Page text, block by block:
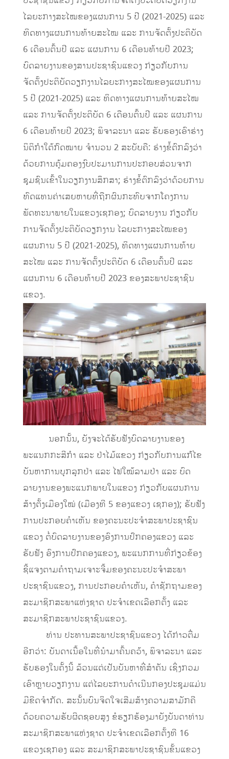
ໄລຍະກາງສະໄໝຂອງແຜນການ 5 ປີ (2021-2025) ແລະ
ທິດທາງແຜນການທ້າຍສະໄໝ ແລະ ການຈັດຕັ້ງປະຕິບັດ
6 ເດືອນຕົ້ນປີ ແລະ ແຜນການ 6 ເດືອນທ້າຍປີ 2023;
ບົດລາຍງານຂອງສານປະຊາຊົນແຂວງ ກ່ຽວກັບການ
ຈັດຕັ້ງປະຕິບັດວຽກງານໄລຍະກາງສະໄໝຂອງແຜນການ
5 ປີ (2021-2025) ແລະ ທິດທາງແຜນການທ້າຍສະໄໝ
ແລະ ການຈັດຕັ້ງປະຕິບັດ 6 ເດືອນຕົ້ນປີ ແລະ ແຜນການ
6 ເດືອນທ້າຍປີ 2023; ພິຈາລະນາ ແລະ ຮັບຮອງເອົາຮ່າງ
ນິຕິກໍາໃຕ້ກົດໝາຍ ຈໍານວນ 2 ສະບັບຄື: ຮ່າງຂໍ້ຕົກລົງວ່າ
ດ້ວຍການຄຸ້ມຄອງງົບປະມານການປະກອບສ່ວນຈາກ
ຊຸມຊົນເຂົ້າໃນວຽກງານສຶກສາ; ຮ່າງຂໍ້ຕົກລົງວ່າດ້ວຍການ
ທົດແທນຄ່າເສຍຫາຍທີ່ຖືກຜົນກະທົບຈາກໂຄງການ
ພັດທະນາພາຍໃນແຂວງເຊກອງ; ບົດລາຍງານ ກ່ຽວກັບ
ການຈັດຕັ້ງປະຕິບັດວຽກງານ ໄລຍະກາງສະໄໝຂອງ
ແຜນການ 5 ປີ (2021-2025), ທິດທາງແຜນການທ້າຍ
ສະໄໝ ແລະ ການຈັດຕັ້ງປະຕິບັດ 6 ເດືອນຕົ້ນປີ ແລະ
ແຜນການ 6 ເດືອນທ້າຍປີ 2023 ຂອງສະພາປະຊາຊົນ
ແຂວງ.
ນອກນັ້ນ, ຍັງຈະໄດ້ຮັບຟັງບົດລາຍງານຂອງ
ພະແນກກະສີກໍາ ແລະ ປ່າໄມ້ແຂວງ ກ່ຽວກັບການແກ້ໄຂ
ບັນຫາການບຸກລຸກປ່າ ແລະ ໄຟໃໝ້ລາມປ່າ ແລະ ບົດ
ລາຍງານຂອງພະແນກພາຍໃນແຂວງ ກ່ຽວກັບແຜນການ
ສ້າງຕັ້ງເມືອງໃໝ່ (ເມືອງທີ 5 ຂອງແຂວງ ເຊກອງ); ຮັບຟັງ
ການປະກອບຄໍາເຫັນ ຂອງຄະນະປະຈໍາສະພາປະຊາຊົນ
ແຂວງ ຕໍ່ບົດລາຍງານຂອງອົງການປົກຄອງແຂວງ ແລະ
ຮັບຟັງ ອົງການປົກຄອງແຂວງ, ພະແນກການທີ່ກ່ຽວຂ້ອງ
ຊີ້ແຈງຕາມຄໍາຖາມເຈາະຈີ້ມຂອງຄະນະປະຈໍາສະພາ
ປະຊາຊົນແຂວງ, ການປະກອບຄໍາເຫັນ, ຄໍາຊັກຖາມຂອງ
ສະມາຊິກສະພາແຫ່ງຊາດ ປະຈໍາເຂດເລືອກຕັ້ງ ແລະ
ສະມາຊິກສະພາປະຊາຊົນແຂວງ.
ທ່ານ ປະທານສະພາປະຊາຊົນແຂວງ ໄດ້ກ່າວຕື່ມ
ອີກວ່າ: ບັນດາເນື້ອໃນທີ່ນໍາມາຄົ້ນຄວ້າ, ພິຈາລະນາ ແລະ
ຮັບຮອງໃນຄັ້ງນີ້ ລ້ວນແຕ່ເປັນບັນຫາທີ່ສໍາຄັນ ເຊິ່ງກວມ
ເອົາຫຼາຍວຽກງານ ແຕ່ໄລຍະການດໍາເນີນກອງປະຊຸມແມ່ນ
ມີຂີດຈໍາກັດ. ສະນັ້ນບົນຈິດໃຈເສີມສ້າງຄວາມສາມັກຄີ
ດ້ວຍຄວາມຮັບຜິດຊອບສູງ ຂໍຮຽກຮ້ອງມາຍັງບັນດາທ່ານ
ສະມາຊິກສະພາແຫ່ງຊາດ ປະຈໍາເຂດເລືອກຕັ້ງທີ 16
ແຂວງເຊກອງ ແລະ ສະມາຊິກສະພາປະຊາຊົນຂັ້ນແຂວງ